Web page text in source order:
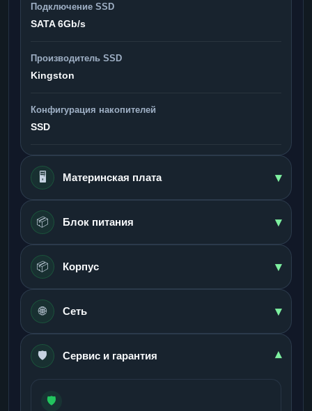
Подключение SSD
SATA 6Gb/s
Производитель SSD
Kingston
Конфигурация накопителей
SSD
🖥️ Материнская плата ▾
📦 Блок питания ▾
📦 Корпус ▾
🌐 Сеть ▾
🛡️ Сервис и гарантия ▾
🛡️